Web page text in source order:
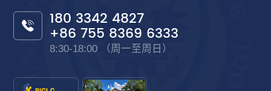
180 3342 4827
+86 755 8369 6333
8:30-18:00 （周一至周日）